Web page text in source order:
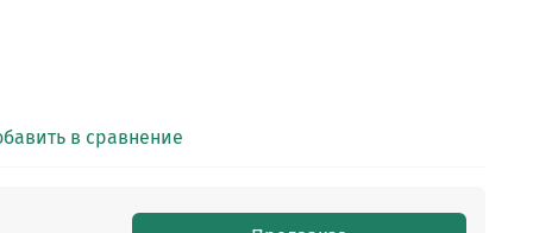
в сравнение